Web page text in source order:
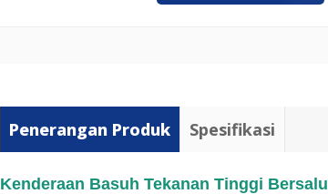
Penerangan Produk Spesifikasi
Kenderaan Basuh Tekanan Tinggi